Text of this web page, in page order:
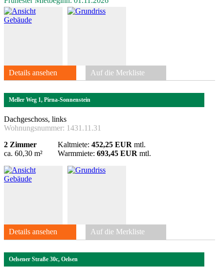
Details ansehen Auf die Merkliste
Meller Weg 1, Pirna-Sonnenstein
Dachgeschoss, links
Wohnungsnummer: 1431.11.31
2 Zimmer
ca. 60,30 m²
Kaltmiete: 452,25 EUR mtl.
Warmmiete: 693,45 EUR mtl.
Details ansehen Auf die Merkliste
Oelsener Straße 30c, Oelsen